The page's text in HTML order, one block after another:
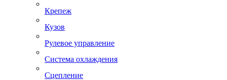
Крепеж
Кузов
Рулевое управление
Система охлаждения
Сцепление